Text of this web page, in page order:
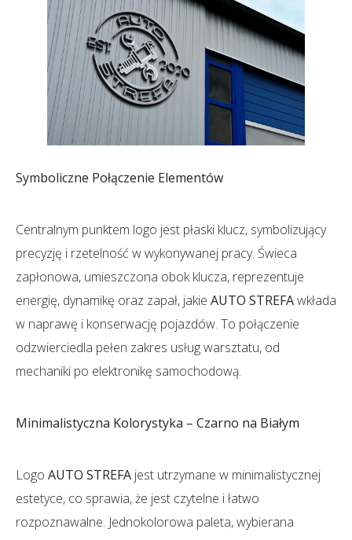
Symboliczne Połączenie Elementów
Centralnym punktem logo jest płaski klucz, symbolizujący
precyzję i rzetelność w wykonywanej pracy. Świeca
zapłonowa, umieszczona obok klucza, reprezentuje
energię, dynamikę oraz zapał, jakie AUTO STREFAwkłada
w naprawę i konserwację pojazdów. To połączenie
odzwierciedla pełen zakres usług warsztatu, od
mechaniki po elektronikę samochodową.
Minimalistyczna Kolorystyka – Czarno na Białym
Logo AUTO STREFA jest utrzymane w minimalistycznej
estetyce, co sprawia, że jest czytelne i łatwo
rozpoznawalne. Jednokolorowa paleta, wybierana